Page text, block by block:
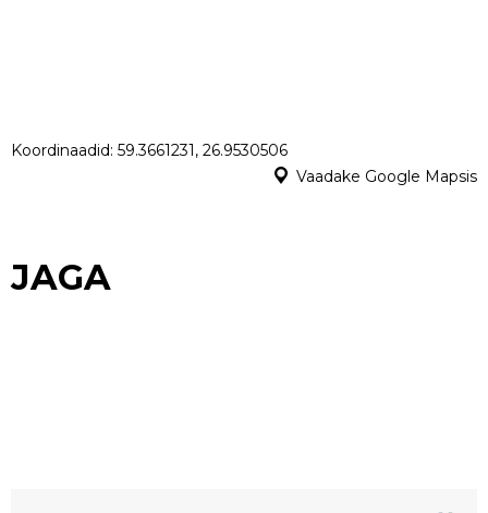
Koordinaadid: 59.3661231, 26.9530506
Vaadake Google Mapsis
JAGA